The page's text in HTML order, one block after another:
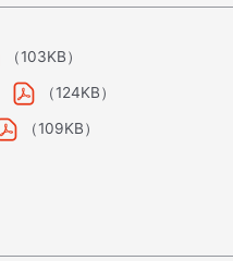
（103KB）
（124KB）
（109KB）